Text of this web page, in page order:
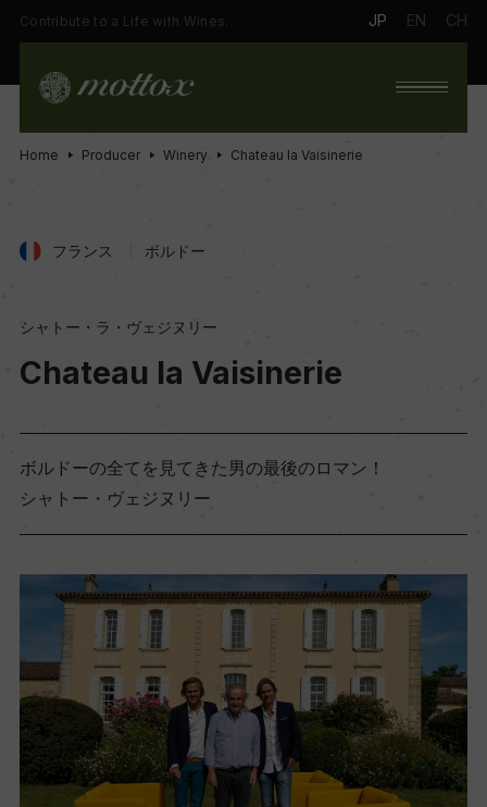
Contribute to a Life with Wines. JP EN CH
Home Producer Winery Chateau la Vaisinerie
フランス ボルドー
シャトー・ラ・ヴェジヌリー
Chateau la Vaisinerie
ボルドーの全てを見てきた男の最後のロマン！
シャトー・ヴェジヌリー